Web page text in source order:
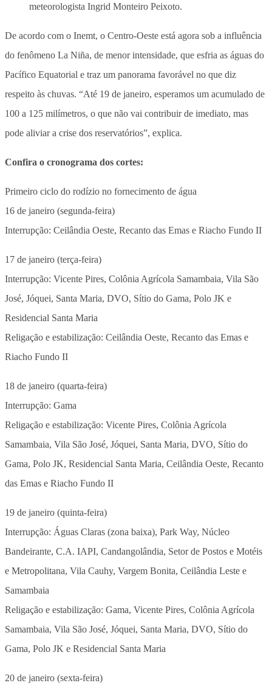
meteorologista Ingrid Monteiro Peixoto.
De acordo com o Inemt, o Centro-Oeste está agora sob a influência
do fenômeno La Niña, de menor intensidade, que esfria as águas do
Pacífico Equatorial e traz um panorama favorável no que diz
respeito às chuvas. “Até 19 de janeiro, esperamos um acumulado de
100 a 125 milímetros, o que não vai contribuir de imediato, mas
pode aliviar a crise dos reservatórios”, explica.
Confira o cronograma dos cortes:
Primeiro ciclo do rodízio no fornecimento de água
16 de janeiro (segunda-feira)
Interrupção: Ceilândia Oeste, Recanto das Emas e Riacho Fundo II
17 de janeiro (terça-feira)
Interrupção: Vicente Pires, Colônia Agrícola Samambaia, Vila São
José, Jóquei, Santa Maria, DVO, Sítio do Gama, Polo JK e
Residencial Santa Maria
Religação e estabilização: Ceilândia Oeste, Recanto das Emas e
Riacho Fundo II
18 de janeiro (quarta-feira)
Interrupção: Gama
Religação e estabilização: Vicente Pires, Colônia Agrícola
Samambaia, Vila São José, Jóquei, Santa Maria, DVO, Sítio do
Gama, Polo JK, Residencial Santa Maria, Ceilândia Oeste, Recanto
das Emas e Riacho Fundo II
19 de janeiro (quinta-feira)
Interrupção: Águas Claras (zona baixa), Park Way, Núcleo
Bandeirante, C.A. IAPI, Candangolândia, Setor de Postos e Motéis
e Metropolitana, Vila Cauhy, Vargem Bonita, Ceilândia Leste e
Samambaia
Religação e estabilização: Gama, Vicente Pires, Colônia Agrícola
Samambaia, Vila São José, Jóquei, Santa Maria, DVO, Sítio do
Gama, Polo JK e Residencial Santa Maria
20 de janeiro (sexta-feira)